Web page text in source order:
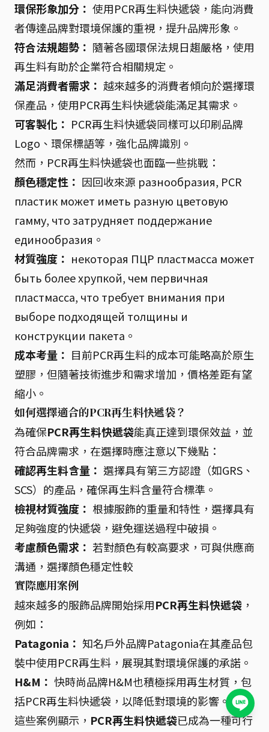
環保形象加分： 使用PCR再生料快遞袋，能向消費
者傳達品牌對環境保護的重視，提升品牌形象。
符合法規趨勢： 隨著各國環保法規日趨嚴格，使用
再生料有助於企業符合相關規定。
滿足消費者需求： 越來越多的消費者傾向於選擇環
保產品，使用PCR再生料快遞袋能滿足其需求。
可客製化： PCR再生料快遞袋同樣可以印刷品牌
Logo、環保標語等，強化品牌識別。
然而，PCR再生料快遞袋也面臨一些挑戰：
顏色穩定性： 因回收來源 разнообразия, PCR
пластик может иметь разную цветовую
гамму, что затрудняет поддержание
единообразия。
材質強度： некоторая ПЦР пластмасса может
быть более хрупкой, чем первичная
пластмасса, что требует внимания при
выборе подходящей толщины и
конструкции пакета。
成本考量： 目前PCR再生料的成本可能略高於原生
塑膠，但隨著技術進步和需求增加，價格差距有望
縮小。
如何選擇適合的PCR再生料快遞袋？
為確保PCR再生料快遞袋能真正達到環保效益，並
符合品牌需求，在選擇時應注意以下幾點：
確認再生料含量： 選擇具有第三方認證（如GRS、
SCS）的產品，確保再生料含量符合標準。
檢視材質強度： 根據服飾的重量和特性，選擇具有
足夠強度的快遞袋，避免運送過程中破損。
考慮顏色需求： 若對顏色有較高要求，可與供應商
溝通，選擇顏色穩定性較
實際應用案例
越來越多的服飾品牌開始採用PCR再生料快遞袋 ，
例如：
Patagonia： 知名戶外品牌Patagonia在其產品包
裝中使用PCR再生料，展現其對環境保護的承諾。
H&M： 快時尚品牌H&M也積極採用再生材質，包
括PCR再生料快遞袋，以降低對環境的影響。
這些案例顯示， PCR再生料快遞袋已成為一種可行